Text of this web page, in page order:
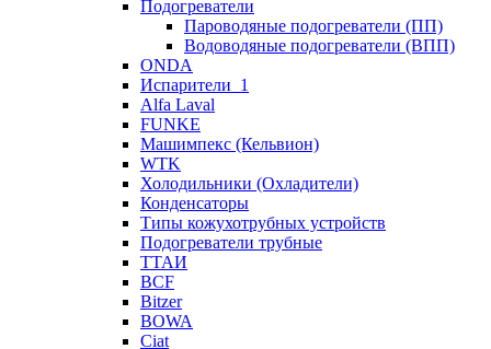
Подогреватели
Пароводяные подогреватели (ПП)
Водоводяные подогреватели (ВПП)
ONDA
Испарители_1
Alfa Laval
FUNKE
Машимпекс (Кельвион)
WTK
Холодильники (Охладители)
Конденсаторы
Типы кожухотрубных устройств
Подогреватели трубные
ТТАИ
BCF
Bitzer
BOWA
Ciat